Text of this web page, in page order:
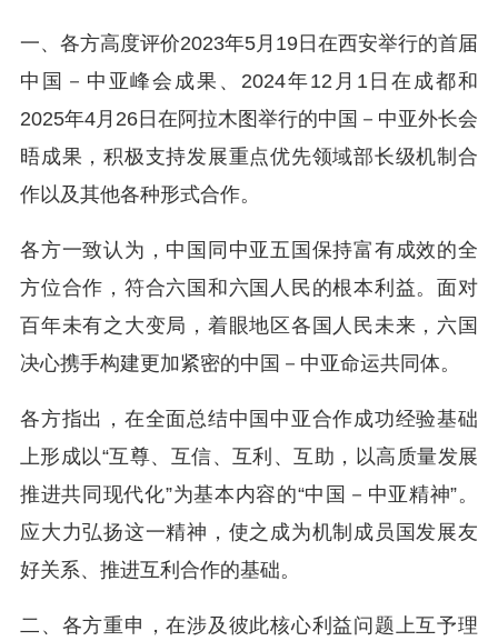
一、各方高度评价2023年5月19日在西安举行的首届
中国－中亚峰会成果、2024年12月1日在成都和
2025年4月26日在阿拉木图举行的中国－中亚外长会
晤成果，积极支持发展重点优先领域部长级机制合
作以及其他各种形式合作。
各方一致认为，中国同中亚五国保持富有成效的全
方位合作，符合六国和六国人民的根本利益。面对
百年未有之大变局，着眼地区各国人民未来，六国
决心携手构建更加紧密的中国－中亚命运共同体。
各方指出，在全面总结中国中亚合作成功经验基础
上形成以“互尊、互信、互利、互助，以高质量发展
推进共同现代化”为基本内容的“中国－中亚精神”。
应大力弘扬这一精神，使之成为机制成员国发展友
好关系、推进互利合作的基础。
二、各方重申，在涉及彼此核心利益问题上互予理